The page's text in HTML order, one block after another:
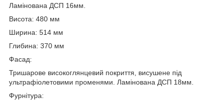
Ламінована ДСП 16мм.
Висота: 480 мм
Ширина: 514 мм
Глибина: 370 мм
Фасад:
Тришарове високоглянцевий покриття, висушене під
ультрафіолетовими променями. Ламінована ДСП 18мм.
Фурнітура: